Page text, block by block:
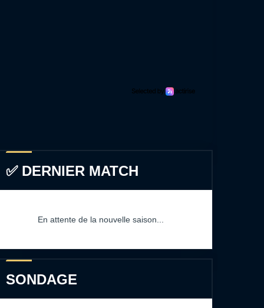
✅ DERNIER MATCH
En attente de la nouvelle saison...
SONDAGE